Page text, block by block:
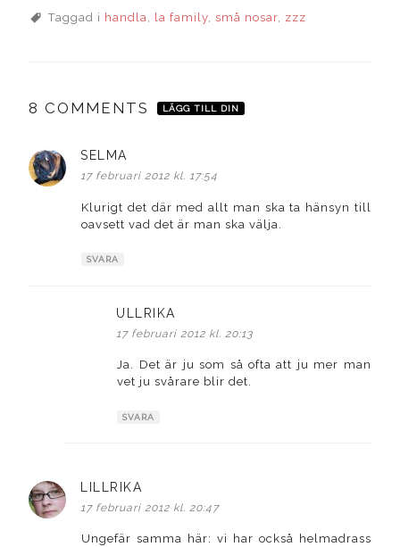
Taggad i handla, la family,små nosar, zzz
8 COMMENTS LÄGG TILL DIN
SELMA
17 februari 2012 kl. 17:54
Klurigt det där med allt man ska ta hänsyn till
oavsett vad det är man ska välja.
SVARA
ULLRIKA
17 februari 2012 kl. 20:13
Ja. Det är ju som så ofta att ju mer man
vet ju svårare blir det.
SVARA
LILLRIKA
17 februari 2012 kl. 20:47
Ungefär samma här: vi har också helmadrass